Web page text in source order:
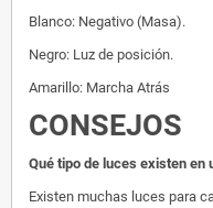
Blanco: Negativo (Masa).
Negro: Luz de posición.
Amarillo: Marcha Atrás
CONSEJOS
Qué tipo de luces existen en
Existen muchas luces para